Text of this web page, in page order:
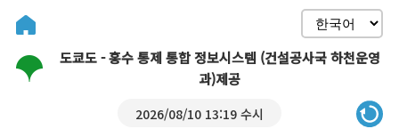
도쿄도 - 홍수 통제 통합 정보시스템 (건설공사국 하천운영
과)제공
2026/08/10 13:19 수시